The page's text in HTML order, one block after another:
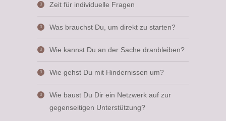
Zeit für individuelle Fragen
Was brauchst Du, um direkt zu starten?
Wie kannst Du an der Sache dranbleiben?
Wie gehst Du mit Hindernissen um?
Wie baust Du Dir ein Netzwerk auf zur
gegenseitigen Unterstützung?